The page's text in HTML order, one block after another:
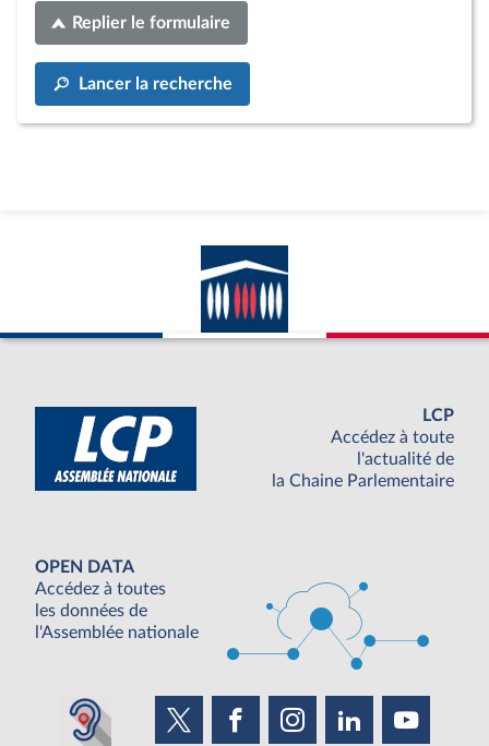
Replier le formulaire
Lancer la recherche
LCP
Accédez à toute
l'actualité de
la Chaine Parlementaire
OPEN DATA
Accédez à toutes
les données de
l'Assemblée nationale